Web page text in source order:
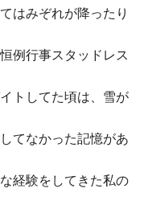
せ
わせ
はみぞれが降ったり
例行事スタッドレス
トしてた頃は、雪が
てなかった記憶があ
経験をしてきた私の